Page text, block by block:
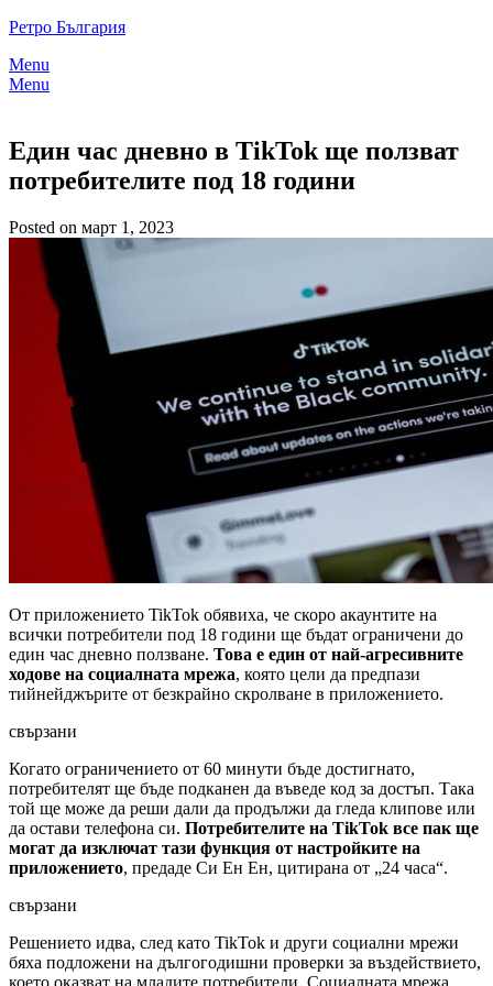
Skip
content
Ретро България
Menu
Menu
Един час дневно в TikTok ще ползват
потребителите под 18 години
Posted on март 1, 2023
От приложението TikTok обявиха, че скоро акаунтите на
всички потребители под 18 години ще бъдат ограничени до
един час дневно ползване. Това е един от най-агресивните
ходове на социалната мрежа, която цели да предпази
тийнейджърите от безкрайно скролване в приложението.
свързани
Когато ограничението от 60 минути бъде достигнато,
потребителят ще бъде подканен да въведе код за достъп. Така
той ще може да реши дали да продължи да гледа клипове или
да остави телефона си. Потребителите на TikTok все пак ще
могат да изключат тази функция от настройките на
приложението, предаде Си Ен Ен, цитирана от „24 часа“.
свързани
Решението идва, след като TikTok и други социални мрежи
бяха подложени на дългогодишни проверки за въздействието,
което оказват на младите потребители. Социалната мрежа